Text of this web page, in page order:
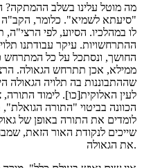
מה מוטל עלינו בשלב ההמתקה?
"סיעתא לשמיא". כלומר, הקב"ה
לו במהלכיו. הסיוע, לפי
ההתרחשויות. עיקר עבודתנו
החושך, ונסתכל על כל המתרחש
ממילא, אכן תתרחש הגאולה.
שההתבוננות בה תלויה הגאולה
לעין האלוקית[כו]. לימוד
הכוונה בביטוי "התורה
לומדים את התורה באופן של
שייכים לנקודת האור הזאת,
את הגאולה.